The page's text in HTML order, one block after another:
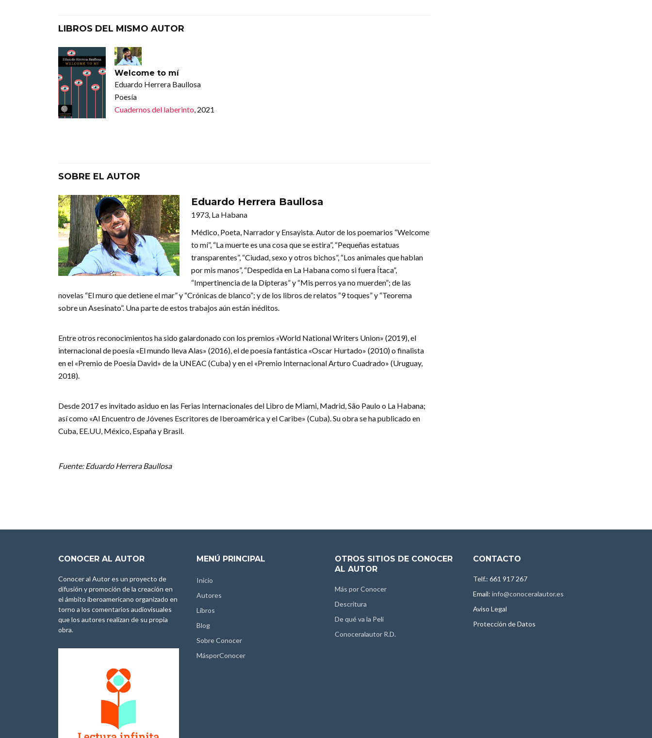
LIBROS DEL MISMO AUTOR
Welcome to mí
Eduardo Herrera Baullosa
Poesía
Cuadernos del laberinto, 2021
SOBRE EL AUTOR
Eduardo Herrera Baullosa
1973, La Habana
Médico, Poeta, Narrador y Ensayista. Autor de los poemarios “Welcome
to mí”, “La muerte es una cosa que se estira”, “Pequeñas estatuas
transparentes”, “Ciudad, sexo y otros bichos”, “Los animales que hablan
por mis manos”, “Despedida en La Habana como si fuera Ítaca”,
“Impertinencia de la Dípteras” y “Mis perros ya no muerden”; de las
novelas “El muro que detiene el mar” y “Crónicas de blanco”; y de los libros de relatos “9 toques” y “Teorema
sobre un Asesinato”. Una parte de estos trabajos aún están inéditos.
Entre otros reconocimientos ha sido galardonado con los premios «World National Writers Union» (2019), el
internacional de poesía «El mundo lleva Alas» (2016), el de poesía fantástica «Oscar Hurtado» (2010) o finalista
en el «Premio de Poesía David» de la UNEAC (Cuba) y en el «Premio Internacional Arturo Cuadrado» (Uruguay,
2018).
Desde 2017 es invitado asiduo en las Ferias Internacionales del Libro de Miami, Madrid, São Paulo o La Habana;
así como «Al Encuentro de Jóvenes Escritores de Iberoamérica y el Caribe» (Cuba). Su obra se ha publicado en
Cuba, EE.UU, México, España y Brasil.
Fuente: Eduardo Herrera Baullosa
CONOCER AL AUTOR
Conocer al Autor es un proyecto de
difusión y promoción de la creación en
el ámbito iberoamericano organizado en
torno a los comentarios audiovisuales
que los autores realizan de su propia
obra.
MENÚ PRINCIPAL
Inicio
Autores
Libros
Blog
Sobre Conocer
MásporConocer
OTROS SITIOS DE CONOCER
AL AUTOR
Más por Conocer
Descritura
De qué va la Peli
Conoceralautor R.D.
CONTACTO
Telf.: 661 917 267
Email: info@conoceralautor.es
Aviso Legal
Protección de Datos